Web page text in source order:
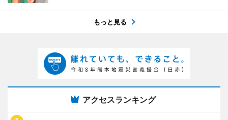
もっと見る
アクセスランキング